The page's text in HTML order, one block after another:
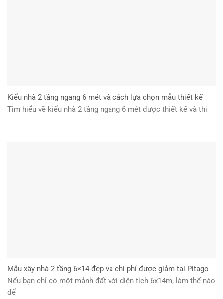
Kiểu nhà 2 tầng ngang 6 mét và cách lựa chọn mẫu thiết kế
Tìm hiểu về kiểu nhà 2 tầng ngang 6 mét được thiết kế và thi
Mẫu xây nhà 2 tầng 6×14 đẹp và chi phí được giảm tại Pitago
Nếu bạn chỉ có một mảnh đất với diện tích 6x14m, làm thế nào
để